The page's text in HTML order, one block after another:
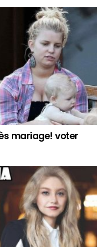
mariage! voter